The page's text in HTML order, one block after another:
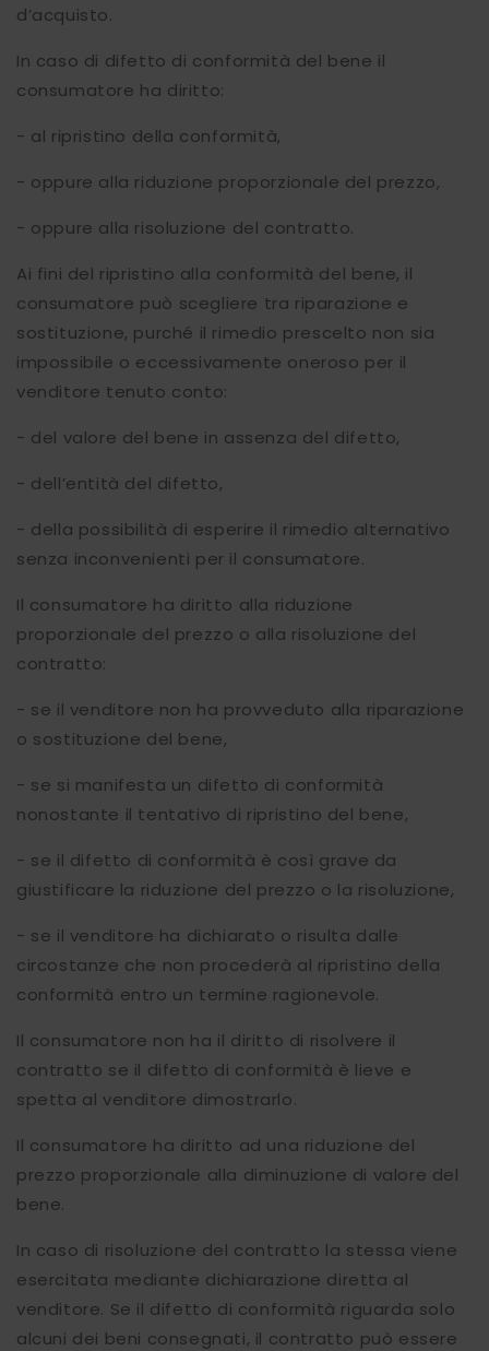
d’acquisto.
In caso di difetto di conformità del bene il
consumatore ha diritto:
- al ripristino della conformità,
- oppure alla riduzione proporzionale del prezzo,
- oppure alla risoluzione del contratto.
Ai fini del ripristino alla conformità del bene, il
consumatore può scegliere tra riparazione e
sostituzione, purché il rimedio prescelto non sia
impossibile o eccessivamente oneroso per il
venditore tenuto conto:
- del valore del bene in assenza del difetto,
- dell’entità del difetto,
- della possibilità di esperire il rimedio alternativo
senza inconvenienti per il consumatore.
Il consumatore ha diritto alla riduzione
proporzionale del prezzo o alla risoluzione del
contratto:
- se il venditore non ha provveduto alla riparazione
o sostituzione del bene,
- se si manifesta un difetto di conformità
nonostante il tentativo di ripristino del bene,
- se il difetto di conformità è così grave da
giustificare la riduzione del prezzo o la risoluzione,
- se il venditore ha dichiarato o risulta dalle
circostanze che non procederà al ripristino della
conformità entro un termine ragionevole.
Il consumatore non ha il diritto di risolvere il
contratto se il difetto di conformità è lieve e
spetta al venditore dimostrarlo.
Il consumatore ha diritto ad una riduzione del
prezzo proporzionale alla diminuzione di valore del
bene.
In caso di risoluzione del contratto la stessa viene
esercitata mediante dichiarazione diretta al
venditore. Se il difetto di conformità riguarda solo
alcuni dei beni consegnati, il contratto può essere